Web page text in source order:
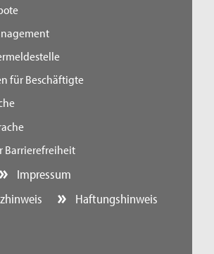
für Beschäftigte
Barrierefreiheit
Impressum
Haftungshinweis